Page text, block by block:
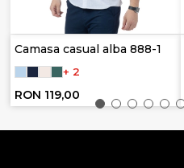
Camasa casual alba 888-1
+ 2
RON 119,00